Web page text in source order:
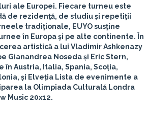
ale Europei. Fiecare turneu este
de rezidenţă, de studiu şi repetiţii
tradiţionale, EUYO susţine
în Europa şi pe alte continente. În
artistică a lui Vladimir Ashkenazy
Gianandrea Noseda și Eric Stern,
în Austria, Italia, Spania, Scoția,
și Elveția Lista de evenimente a
la Olimpiada Culturală Londra
Music 20x12.